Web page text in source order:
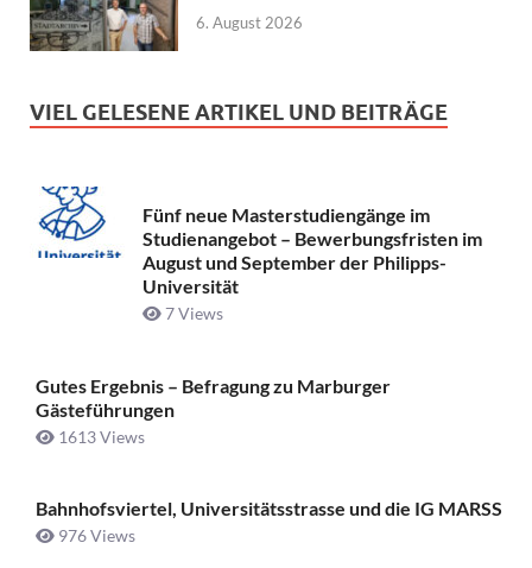
6. August 2026
VIEL GELESENE ARTIKEL UND BEITRÄGE
Fünf neue Masterstudiengänge im
Studienangebot – Bewerbungsfristen im
August und September der Philipps-
Universität
7 Views
Gutes Ergebnis – Befragung zu Marburger
Gästeführungen
1613 Views
Bahnhofsviertel, Universitätsstrasse und die IG MARSS
976 Views